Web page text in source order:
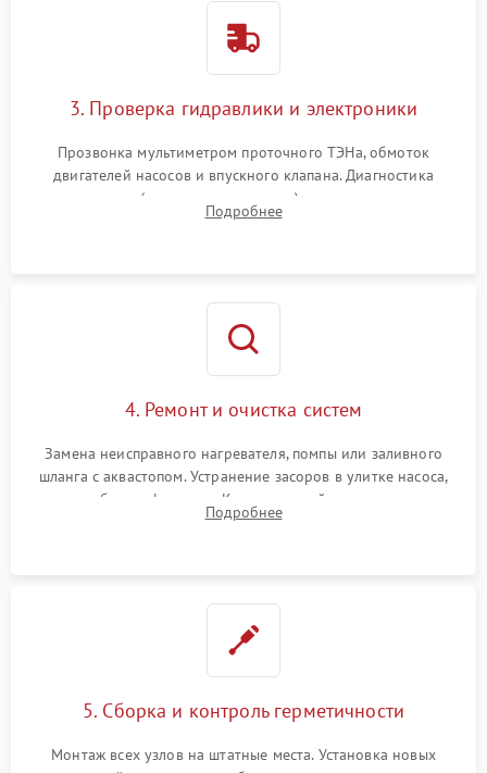
3. Проверка гидравлики и электроники
Прозвонка мультиметром проточного ТЭНа, обмоток
двигателей насосов и впускного клапана. Диагностика
прессостата (датчика уровня воды), датчика мутности,
концевика дверцы и электронного модуля управления.
Подробнее
4. Ремонт и очистка систем
Замена неисправного нагревателя, помпы или заливного
шланга с аквастопом. Устранение засоров в улитке насоса,
патрубках и фильтрах. Компонентный ремонт платы
управления, восстановление поврежденной проводки.
Подробнее
5. Сборка и контроль герметичности
Монтаж всех узлов на штатные места. Установка новых